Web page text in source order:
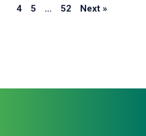
PagePage
4 Page
5 … Page
52 Next »